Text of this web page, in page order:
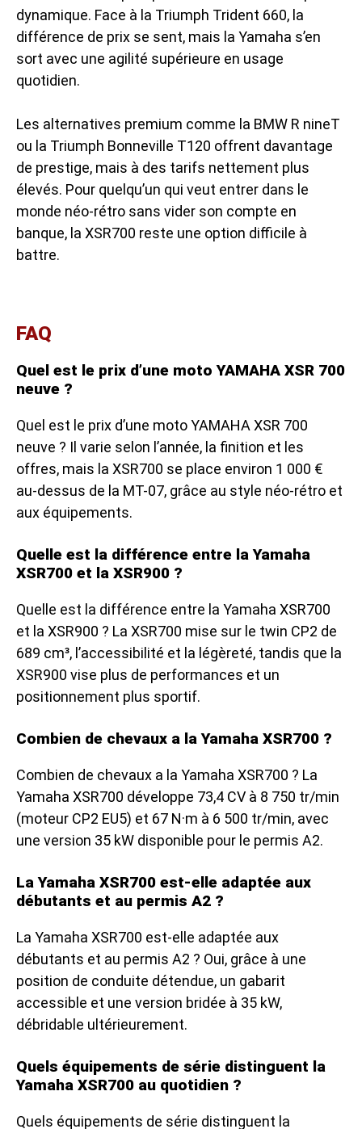
dynamique. Face à la Triumph Trident 660, la
différence de prix se sent, mais la Yamaha s’en
sort avec une agilité supérieure en usage
quotidien.
Les alternatives premium comme la BMW R nineT
ou la Triumph Bonneville T120 offrent davantage
de prestige, mais à des tarifs nettement plus
élevés. Pour quelqu’un qui veut entrer dans le
monde néo-rétro sans vider son compte en
banque, la XSR700 reste une option difficile à
battre.
FAQ
Quel est le prix d’une moto YAMAHA XSR 700
neuve ?
Quel est le prix d’une moto YAMAHA XSR 700
neuve ? Il varie selon l’année, la finition et les
offres, mais la XSR700 se place environ 1 000 €
au-dessus de la MT-07, grâce au style néo-rétro et
aux équipements.
Quelle est la différence entre la Yamaha
XSR700 et la XSR900 ?
Quelle est la différence entre la Yamaha XSR700
et la XSR900 ? La XSR700 mise sur le twin CP2 de
689 cm³, l’accessibilité et la légèreté, tandis que la
XSR900 vise plus de performances et un
positionnement plus sportif.
Combien de chevaux a la Yamaha XSR700 ?
Combien de chevaux a la Yamaha XSR700 ? La
Yamaha XSR700 développe 73,4 CV à 8 750 tr/min
(moteur CP2 EU5) et 67 N·m à 6 500 tr/min, avec
une version 35 kW disponible pour le permis A2.
La Yamaha XSR700 est-elle adaptée aux
débutants et au permis A2 ?
La Yamaha XSR700 est-elle adaptée aux
débutants et au permis A2 ? Oui, grâce à une
position de conduite détendue, un gabarit
accessible et une version bridée à 35 kW,
débridable ultérieurement.
Quels équipements de série distinguent la
Yamaha XSR700 au quotidien ?
Quels équipements de série distinguent la